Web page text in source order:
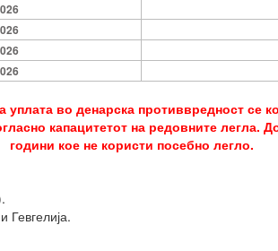
уплата во денарска противвредност се
капацитетот на редовните легла.
години кое не користи посебно легло.
Гевгелија.